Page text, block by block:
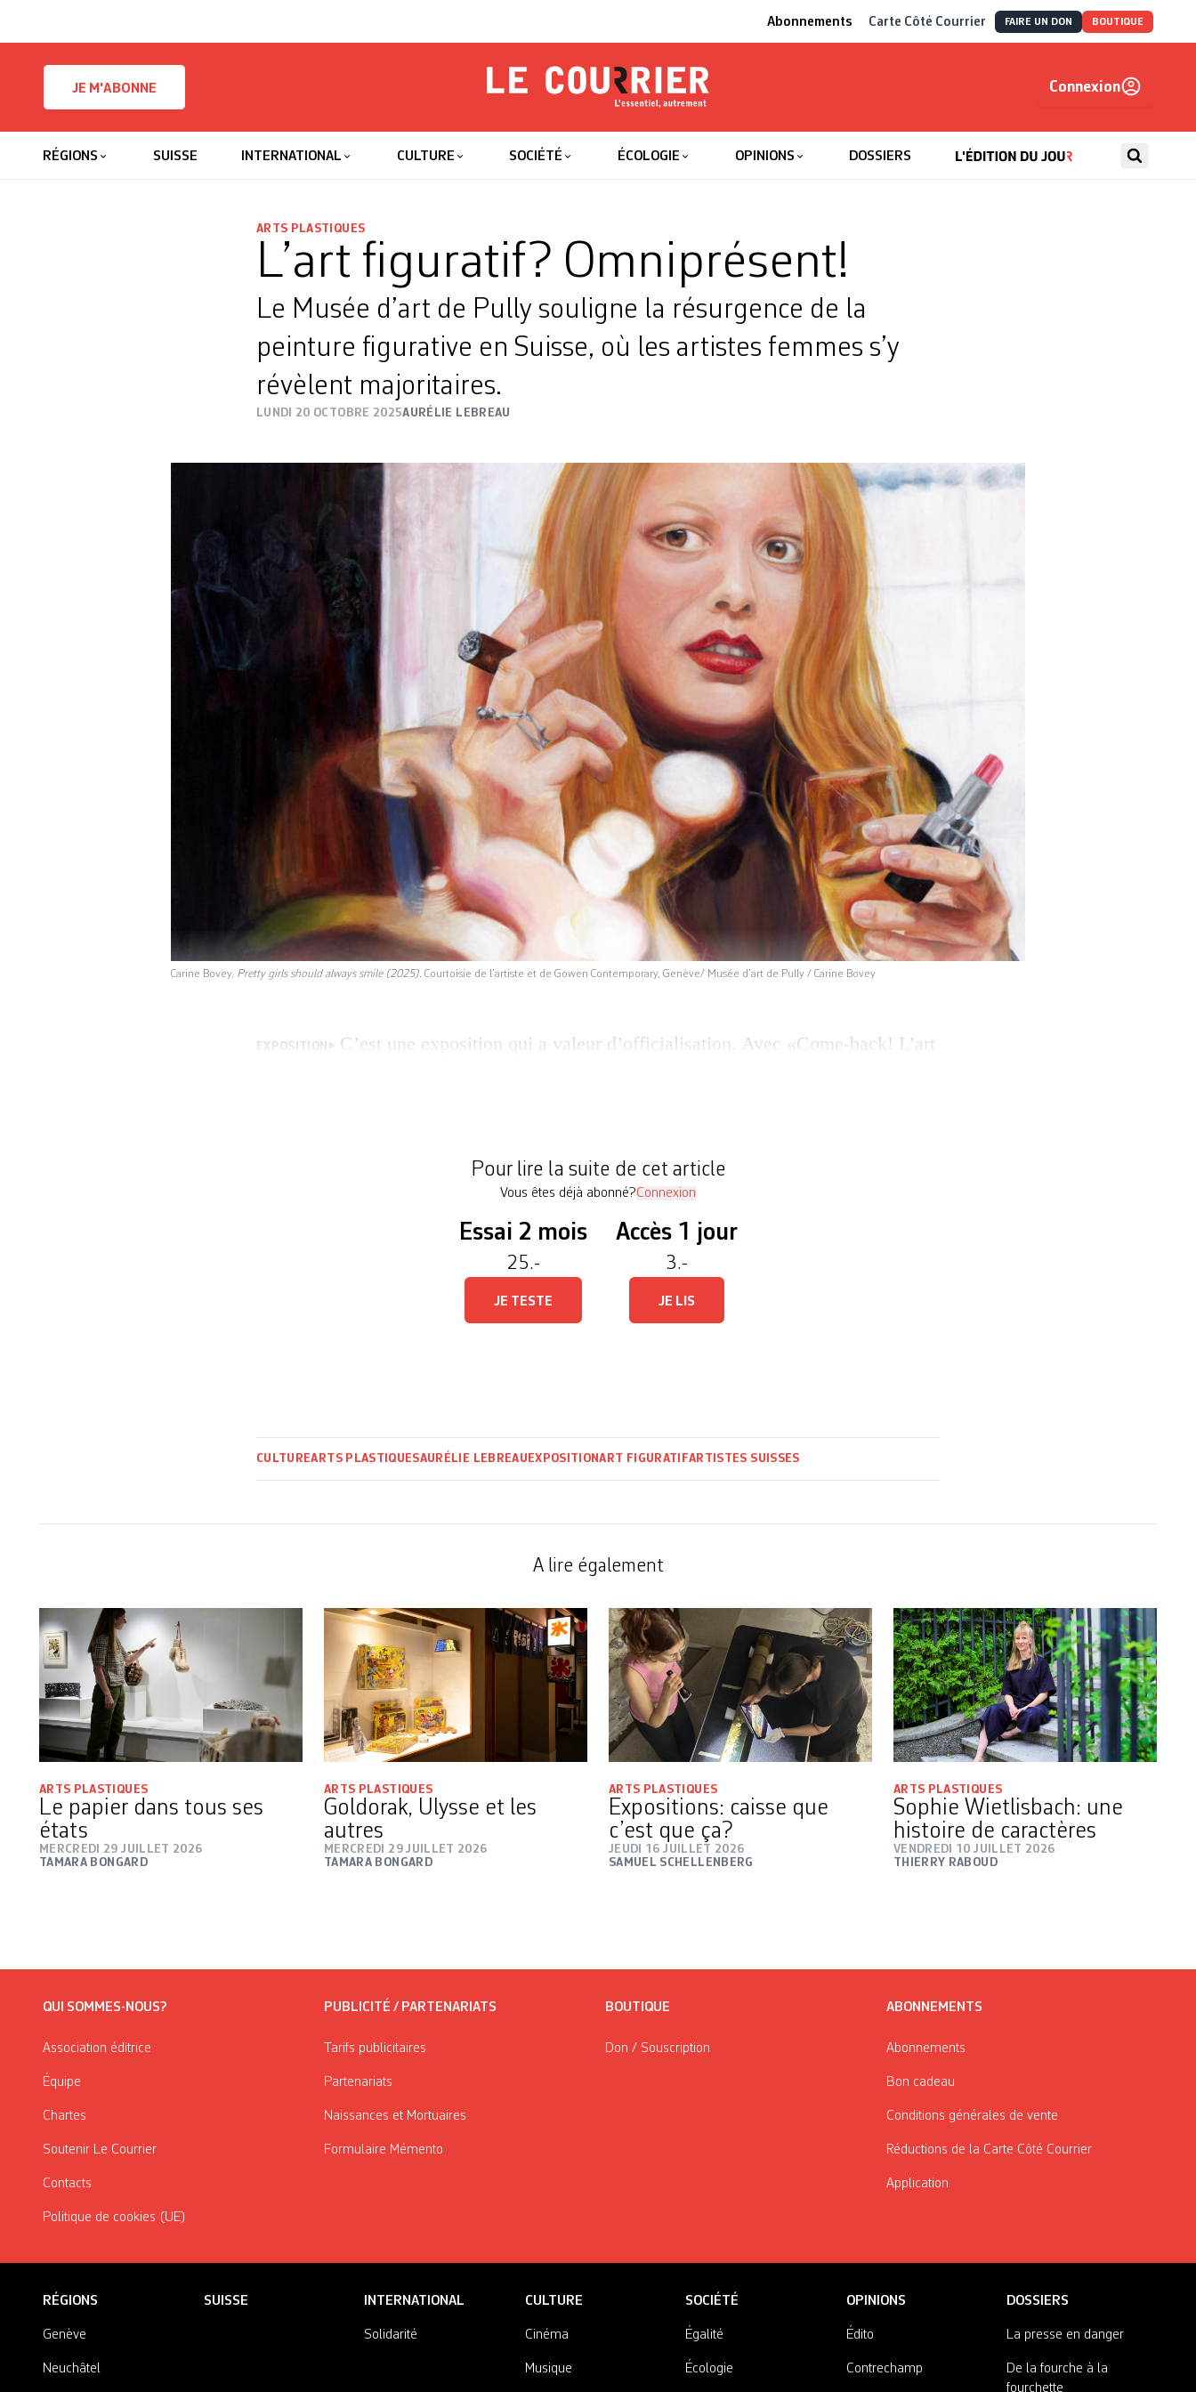
Abonnements Carte Côté Courrier FAIRE UN DON BOUTIQUE
JE M'ABONNE
Le Courrier
Connexion
RÉGIONS SUISSE INTERNATIONAL CULTURE SOCIÉTÉ ÉCOLOGIE OPINIONS DOSSIERS
ARTS PLASTIQUES
L’art figuratif? Omniprésent!
Le Musée d’art de Pully souligne la résurgence de la
peinture figurative en Suisse, où les artistes femmes s’y
révèlent majoritaires.
LUNDI 20 OCTOBRE 2025AURÉLIE LEBREAU
Carine Bovey, Pretty girls should always smile (2025). Courtoisie de l’artiste et de Gowen Contemporary, ­Genève/ Musée d’art de Pully / Carine Bovey
EXPOSITION
C’est une exposition qui a valeur d’officialisation. Avec «Come-­back! L’art
Pour lire la suite de cet article
Vous êtes déjà abonné?Connexion
Essai 2 mois
25.-
JE TESTE
Accès 1 jour
3.-
JE LIS
CULTUREARTS PLASTIQUESAURÉLIE LEBREAU EXPOSITIONART FIGURATIFARTISTES SUISSES
A lire également
ARTS PLASTIQUES
Le papier dans tous ses
états
MERCREDI 29 JUILLET 2026
TAMARA BONGARD
ARTS PLASTIQUES
Goldorak, Ulysse et les
autres
MERCREDI 29 JUILLET 2026
TAMARA BONGARD
ARTS PLASTIQUES
Expositions: caisse que
c’est que ça?
JEUDI 16 JUILLET 2026
SAMUEL SCHELLENBERG
ARTS PLASTIQUES
Sophie Wietlisbach: une
histoire de caractères
VENDREDI 10 JUILLET 2026
THIERRY RABOUD
QUI SOMMES-NOUS?
Association éditrice
Équipe
Chartes
Soutenir Le Courrier
Contacts
Politique de cookies (UE)
PUBLICITÉ / PARTENARIATS
Tarifs publicitaires
Partenariats
Naissances et Mortuaires
Formulaire Mémento
BOUTIQUE
Don / Souscription
ABONNEMENTS
Abonnements
Bon cadeau
Conditions générales de vente
Réductions de la Carte Côté Courrier
Application
RÉGIONS
Genève
Neuchâtel
SUISSE INTERNATIONAL
Solidarité
CULTURE
Cinéma
Musique
SOCIÉTÉ
Égalité
Écologie
OPINIONS
Édito
Contrechamp
DOSSIERS
La presse en danger
De la fourche à la
fourchette